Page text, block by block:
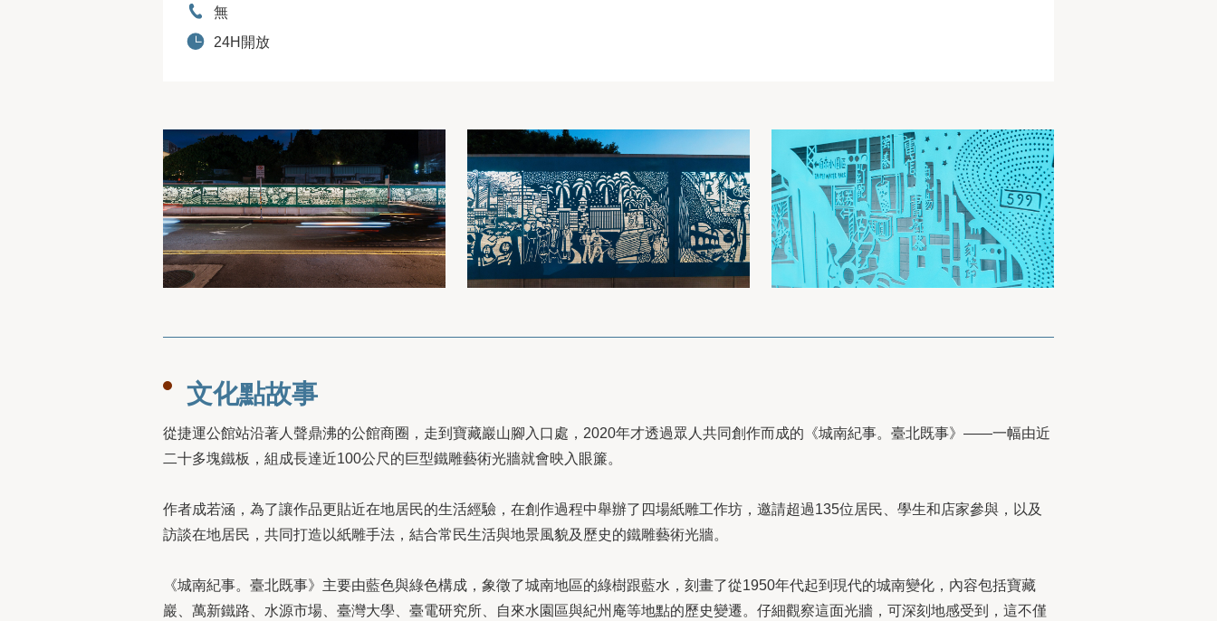
電話：
無
開放時間：
24H開放
文化點故事
從捷運公館站沿著人聲鼎沸的公館商圈，走到寶藏巖山腳入口處，2020年才透過眾人共同創作而成的《城南紀事。臺北既事》——一幅由近
二十多塊鐵板，組成長達近100公尺的巨型鐵雕藝術光牆就會映入眼簾。
作者成若涵，為了讓作品更貼近在地居民的生活經驗，在創作過程中舉辦了四場紙雕工作坊，邀請超過135位居民、學生和店家參與，以及
訪談在地居民，共同打造以紙雕手法，結合常民生活與地景風貌及歷史的鐵雕藝術光牆。
《城南紀事。臺北既事》主要由藍色與綠色構成，象徵了城南地區的綠樹跟藍水，刻畫了從1950年代起到現代的城南變化，內容包括寶藏
巖、萬新鐵路、水源市場、臺灣大學、臺電研究所、自來水園區與紀州庵等地點的歷史變遷。仔細觀察這面光牆，可深刻地感受到，這不僅